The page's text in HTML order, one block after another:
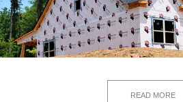
READ MORE